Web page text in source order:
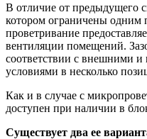
В отличие от предыдущего
котором ограничены одним
проветривание
вентиляции помещений.
соответствии с внешними
условиями в несколько
Как и в случае с
доступен при наличии в
Существует два ее